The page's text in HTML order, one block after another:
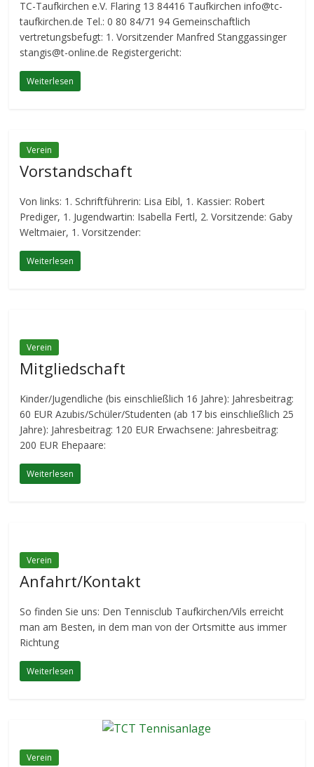
TC-Taufkirchen e.V. Flaring 13 84416 Taufkirchen info@tc-
taufkirchen.de Tel.: 0 80 84/71 94 Gemeinschaftlich
vertretungsbefugt: 1. Vorsitzender Manfred Stanggassinger
stangis@t-online.de Registergericht:
Weiterlesen
Verein
Vorstandschaft
Von links: 1. Schriftführerin: Lisa Eibl, 1. Kassier: Robert
Prediger, 1. Jugendwartin: Isabella Fertl, 2. Vorsitzende: Gaby
Weltmaier, 1. Vorsitzender:
Weiterlesen
Verein
Mitgliedschaft
Kinder/Jugendliche (bis einschließlich 16 Jahre): Jahresbeitrag:
60 EUR Azubis/Schüler/Studenten (ab 17 bis einschließlich 25
Jahre): Jahresbeitrag: 120 EUR Erwachsene: Jahresbeitrag:
200 EUR Ehepaare:
Weiterlesen
Verein
Anfahrt/Kontakt
So finden Sie uns: Den Tennisclub Taufkirchen/Vils erreicht
man am Besten, in dem man von der Ortsmitte aus immer
Richtung
Weiterlesen
Verein